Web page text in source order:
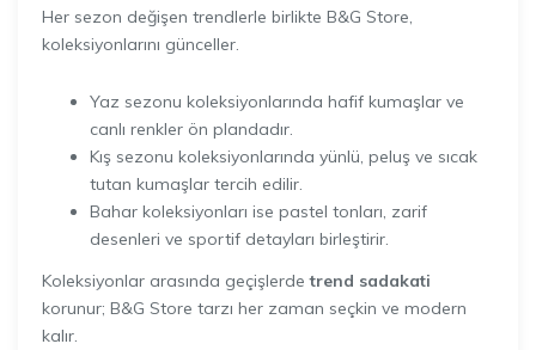
Her sezon değişen trendlerle birlikte B&G Store,
koleksiyonlarını günceller.
Yaz sezonu koleksiyonlarında hafif kumaşlar ve
canlı renkler ön plandadır.
Kış sezonu koleksiyonlarında yünlü, peluş ve sıcak
tutan kumaşlar tercih edilir.
Bahar koleksiyonları ise pastel tonları, zarif
desenleri ve sportif detayları birleştirir.
Koleksiyonlar arasında geçişlerdetrend sadakati
korunur; B&G Store tarzı her zaman seçkin ve modern
kalır.